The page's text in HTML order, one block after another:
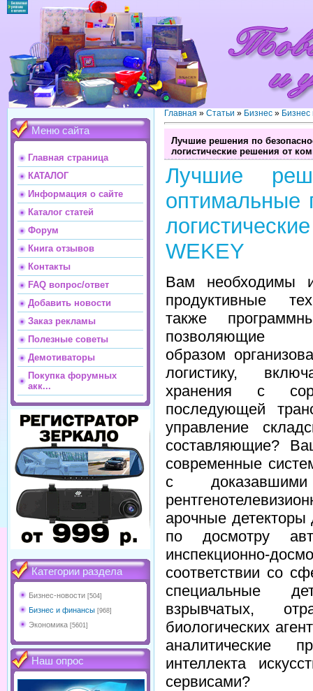
Меню сайта
Главная страница
КАТАЛОГ
Информация о сайте
Каталог статей
Форум
Книга отзывов
Контакты
FAQ вопрос/ответ
Добавить новости
Заказ рекламы
Полезные советы
Демотиваторы
Покупка форумных
акк...
Категории раздела
Бизнес-новости [504]
Бизнес и финансы [968]
Экономика [5601]
Наш опрос
Главная » Статьи » Бизнес »
Лучшие решения по
логистические решения от
Лучшие
оптимальные
WEKEY
Вам необходимы
продуктивные
также
позволяющие
образом
логистику,
хранения с
последующей
управление
составляющие?
современные
с доказавшими
арочные
по досмотру
инспекционно-
соответствии со
специальные
взрывчатых,
биологических
аналитические
интеллекта
сервисами?